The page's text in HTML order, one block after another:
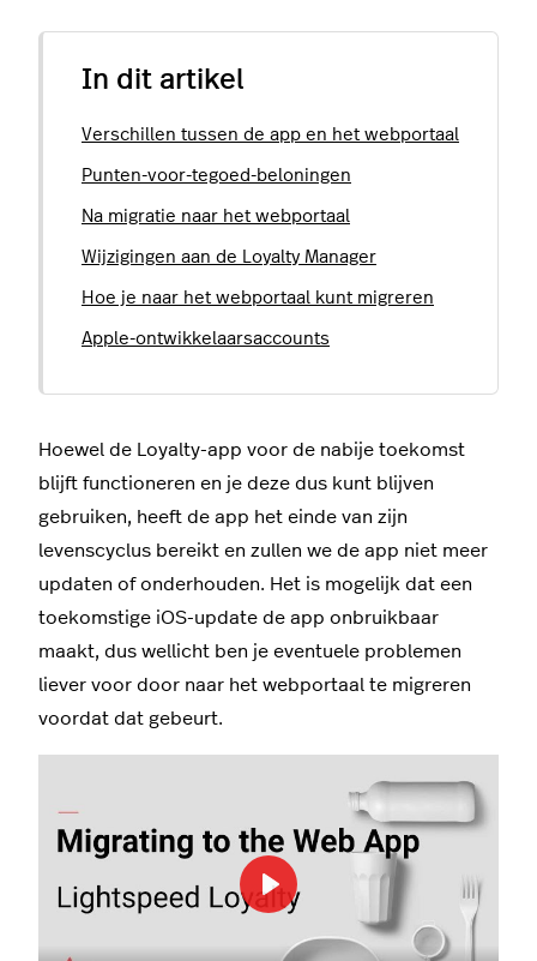
In dit artikel
Verschillen tussen de app en het webportaal
Punten-voor-tegoed-beloningen
Na migratie naar het webportaal
Wijzigingen aan de Loyalty Manager
Hoe je naar het webportaal kunt migreren
Apple-ontwikkelaarsaccounts
Hoewel de Loyalty-app voor de nabije toekomst
blijft functioneren en je deze dus kunt blijven
gebruiken, heeft de app het einde van zijn
levenscyclus bereikt en zullen we de app niet meer
updaten of onderhouden. Het is mogelijk dat een
toekomstige iOS-update de app onbruikbaar
maakt, dus wellicht ben je eventuele problemen
liever voor door naar het webportaal te migreren
voordat dat gebeurt.
Play